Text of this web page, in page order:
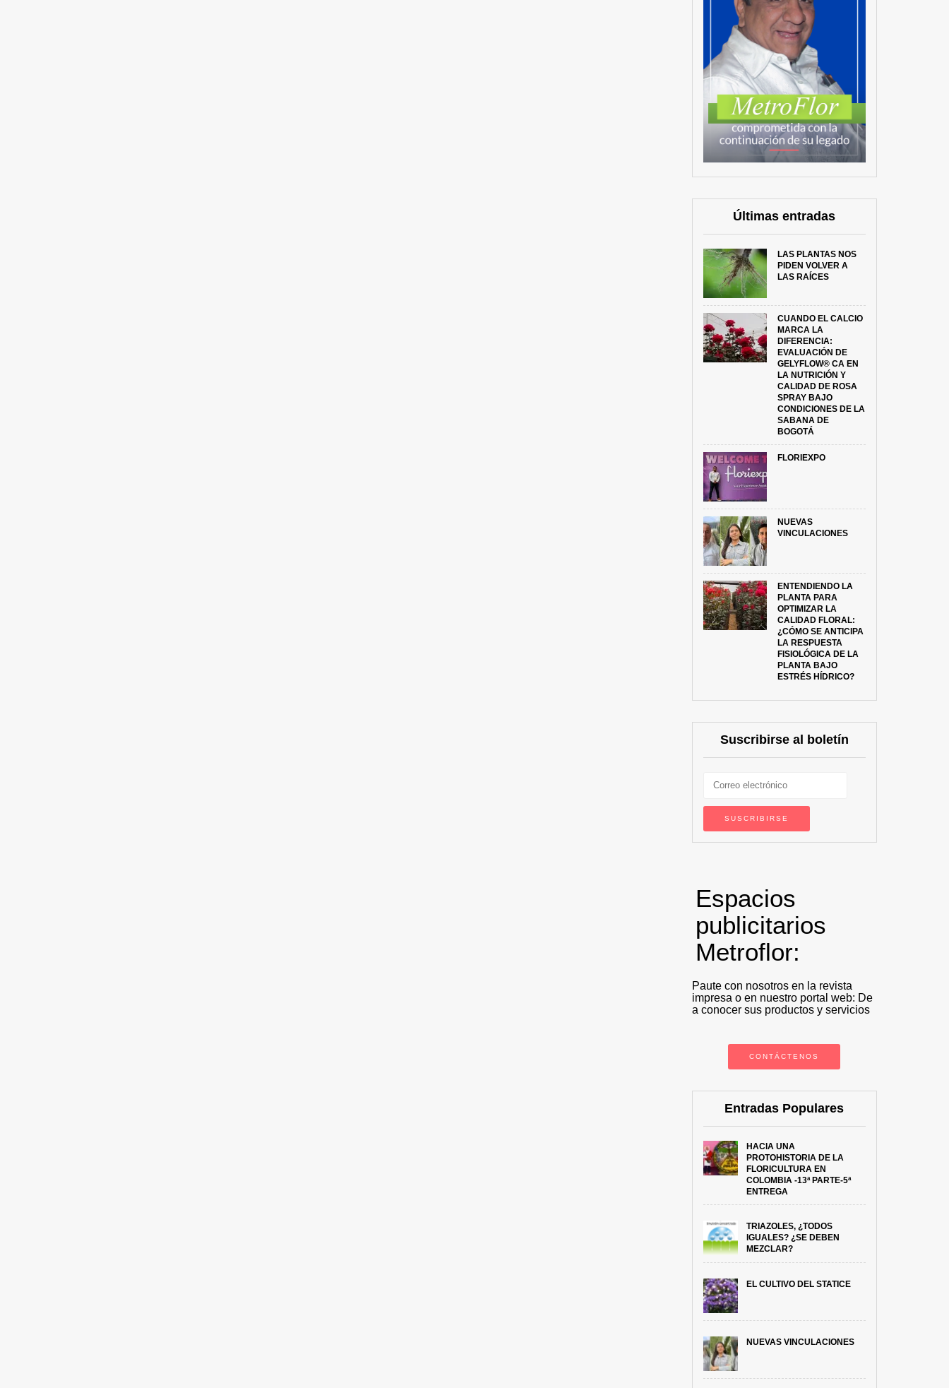
Últimas entradas
LAS PLANTAS NOS
PIDEN VOLVER A
LAS RAÍCES
CUANDO EL CALCIO
MARCA LA
DIFERENCIA:
EVALUACIÓN DE
GELYFLOW® CA EN
LA NUTRICIÓN Y
CALIDAD DE ROSA
SPRAY BAJO
CONDICIONES DE LA
SABANA DE
BOGOTÁ
FLORIEXPO
NUEVAS
VINCULACIONES
ENTENDIENDO LA
PLANTA PARA
OPTIMIZAR LA
CALIDAD FLORAL:
¿CÓMO SE ANTICIPA
LA RESPUESTA
FISIOLÓGICA DE LA
PLANTA BAJO
ESTRÉS HÍDRICO?
Suscribirse al boletín
Espacios
publicitarios
Metroflor:
Paute con nosotros en la revista
impresa o en nuestro portal web: De
a conocer sus productos y servicios
CONTÁCTENOS
Entradas Populares
HACIA UNA
PROTOHISTORIA DE LA
FLORICULTURA EN
COLOMBIA -13ª PARTE-5ª
ENTREGA
TRIAZOLES, ¿TODOS
IGUALES? ¿SE DEBEN
MEZCLAR?
EL CULTIVO DEL STATICE
NUEVAS VINCULACIONES